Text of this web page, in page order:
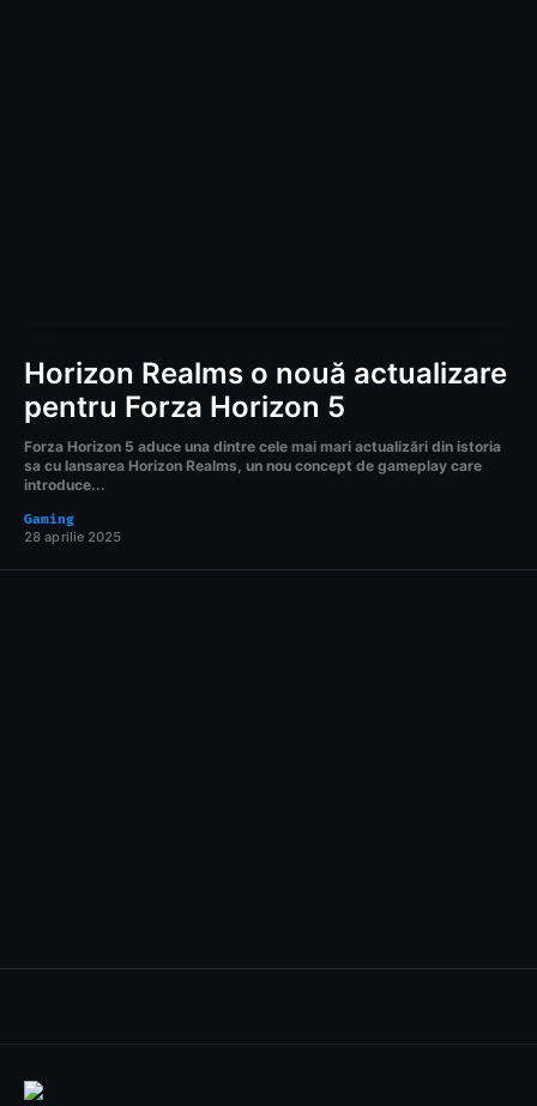
Horizon Realms o nouă actualizare
pentru Forza Horizon 5
Forza Horizon 5 aduce una dintre cele mai mari actualizări din istoria
sa cu lansarea Horizon Realms, un nou concept de gameplay care
introduce...
Gaming
28 aprilie 2025